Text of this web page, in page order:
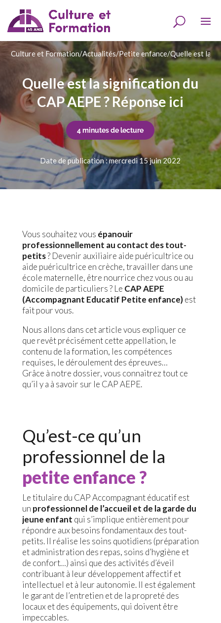
Culture et Formation/Actualités/Petite enfance/Quelle est la
Quelle est la signification du
CAP AEPE ? Réponse ici
4 minutes de lecture
Date de publication : mercredi 15 juin 2022
Vous souhaitez vous épanouir
professionnellement au contact des tout-
petits? Devenir auxiliaire aide puéricultrice ou
aide puéricultrice en crèche, travailler dans une
école maternelle, être nourrice chez vous ou au
domicile de particuliers ? Le CAP AEPE
(Accompagnant Educatif Petite enfance)est
fait pour vous.
Nous allons dans cet article vous expliquer ce
que revêt précisément cette appellation, le
contenu de la formation, les compétences
requises, le déroulement des épreuves…
Grâce à notre dossier, vous connaitrez tout ce
qu’il y a à savoir sur le CAP AEPE.
Qu’est-ce qu’un
professionnel de la
petite enfance ?
Le titulaire du CAP Accompagnant éducatif est
un professionnel de l’accueil et de la garde du
jeune enfant qui s’implique entièrement pour
répondre aux besoins fondamentaux des tout-
petits. Il réalise les soins quotidiens (préparation
et administration des repas, soins d’hygiène et
de confort…) ainsi que des activités d’éveil
contribuant à leur développement affectif et
intellectuel et à leur autonomie. Il est également
le garant de l’entretien et de la propreté des
locaux et des équipements, qui doivent être
impeccables.